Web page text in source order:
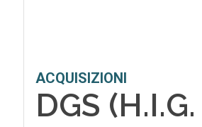
ACQUISIZIONI
DGS